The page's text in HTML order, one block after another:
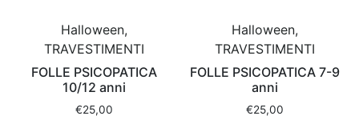
Halloween,
TRAVESTIMENTI
FOLLE PSICOPATICA
10/12 anni
€25,00
Halloween,
TRAVESTIMENTI
FOLLE PSICOPATICA 7-9
anni
€25,00